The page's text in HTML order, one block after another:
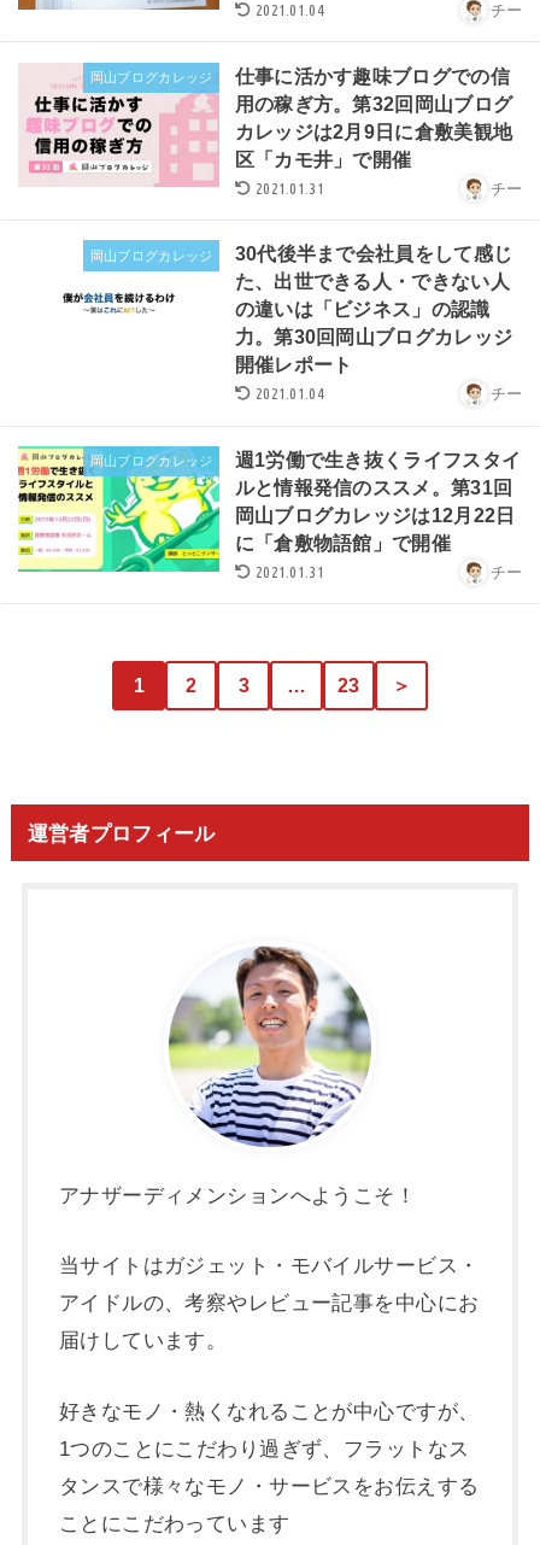
2021.01.04 チー
岡山ブログカレッジ
仕事に活かす趣味ブログでの信
用の稼ぎ方。第32回岡山ブログ
カレッジは2月9日に倉敷美観地
区「カモ井」で開催
2021.01.31 チー
岡山ブログカレッジ
30代後半まで会社員をして感じ
た、出世できる人・できない人
の違いは「ビジネス」の認識
力。第30回岡山ブログカレッジ
開催レポート
2021.01.04 チー
岡山ブログカレッジ
週1労働で生き抜くライフスタイ
ルと情報発信のススメ。第31回
岡山ブログカレッジは12月22日
に「倉敷物語館」で開催
2021.01.31 チー
1 2 3 … 23 ＞
運営者プロフィール
アナザーディメンションへようこそ！
当サイトはガジェット・モバイルサービス・
アイドルの、考察やレビュー記事を中心にお
届けしています。
好きなモノ・熱くなれることが中心ですが、
1つのことにこだわり過ぎず、フラットなス
タンスで様々なモノ・サービスをお伝えする
ことにこだわっています